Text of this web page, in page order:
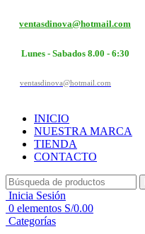
ventasdinova@hotmail.com
Lunes - Sabados 8.00 - 6:30
ventasdinova@hotmail.com
INICIO
NUESTRA MARCA
TIENDA
CONTACTO
Inicia Sesión
0 elementos S/0.00
Categorías